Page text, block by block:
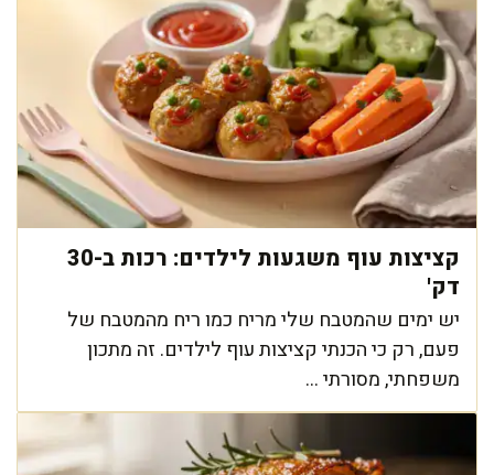
קציצות עוף משגעות לילדים: רכות ב-30
דק'
יש ימים שהמטבח שלי מריח כמו ריח מהמטבח של
פעם, רק כי הכנתי קציצות עוף לילדים. זה מתכון
משפחתי, מסורתי ...